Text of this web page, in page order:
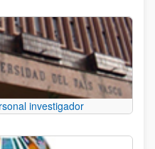
investigador